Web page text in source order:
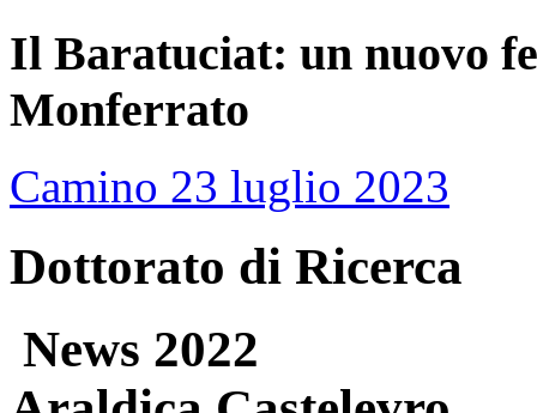
Il Baratuciat: un nuovo
Monferrato
Camino 23 luglio 2023
Dottorato di Ricerca
News 2022